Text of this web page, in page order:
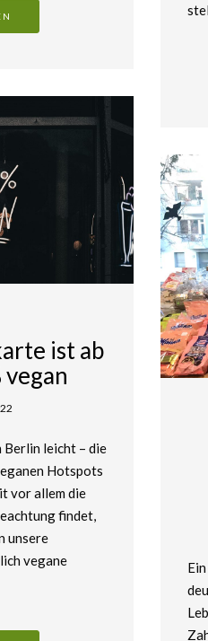
ist ab
Berlin leicht – die
Hotspots
vor allem die
findet,
unsere
vegane